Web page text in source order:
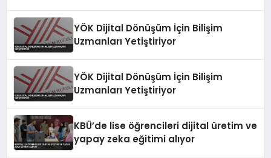
YÖK Dijital Dönüşüm İçin Bilişim
Uzmanları Yetiştiriyor
YÖK Dijital Dönüşüm İçin Bilişim
Uzmanları Yetiştiriyor
KBÜ’de lise öğrencileri dijital üretim ve
yapay zeka eğitimi alıyor